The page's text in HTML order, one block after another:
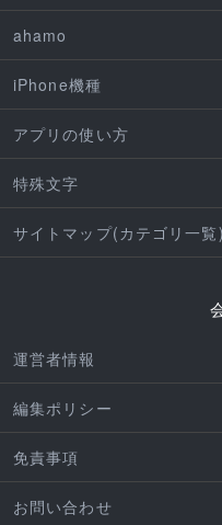
ahamo
iPhone機種
アプリの使い方
特殊文字
サイトマップ(カテゴリ一覧)
運営者情報
編集ポリシー
免責事項
お問い合わせ